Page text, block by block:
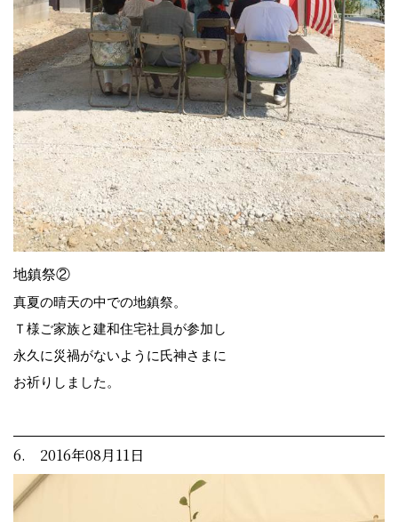
地鎮祭②
真夏の晴天の中での地鎮祭。
Ｔ様ご家族と建和住宅社員が参加し
永久に災禍がないように氏神さまに
お祈りしました。
6. 2016年08月11日